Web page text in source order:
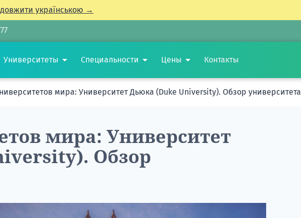
українською →
Университеты Специальности Цены Контакты
мира: Университет Дьюка (Duke University). Обзор университета
мира: Университет
Обзор